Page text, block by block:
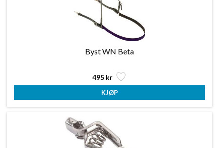
Byst WN Beta
495 kr